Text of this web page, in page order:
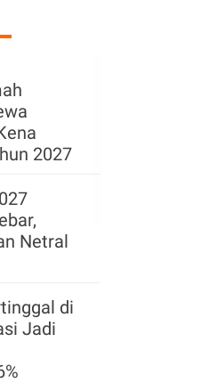
2027
Netral
di
Jadi